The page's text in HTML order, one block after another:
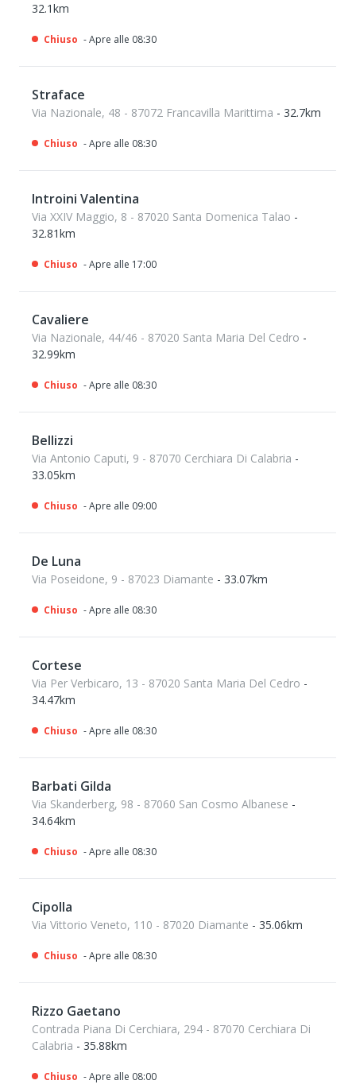
32.1km
Chiuso - Apre alle 08:30
Straface
Via Nazionale, 48 - 87072 Francavilla Marittima - 32.7km
Chiuso - Apre alle 08:30
Introini Valentina
Via XXIV Maggio, 8 - 87020 Santa Domenica Talao -
32.81km
Chiuso - Apre alle 17:00
Cavaliere
Via Nazionale, 44/46 - 87020 Santa Maria Del Cedro -
32.99km
Chiuso - Apre alle 08:30
Bellizzi
Via Antonio Caputi, 9 - 87070 Cerchiara Di Calabria -
33.05km
Chiuso - Apre alle 09:00
De Luna
Via Poseidone, 9 - 87023 Diamante - 33.07km
Chiuso - Apre alle 08:30
Cortese
Via Per Verbicaro, 13 - 87020 Santa Maria Del Cedro -
34.47km
Chiuso - Apre alle 08:30
Barbati Gilda
Via Skanderberg, 98 - 87060 San Cosmo Albanese -
34.64km
Chiuso - Apre alle 08:30
Cipolla
Via Vittorio Veneto, 110 - 87020 Diamante - 35.06km
Chiuso - Apre alle 08:30
Rizzo Gaetano
Contrada Piana Di Cerchiara, 294 - 87070 Cerchiara Di
Calabria - 35.88km
Chiuso - Apre alle 08:00